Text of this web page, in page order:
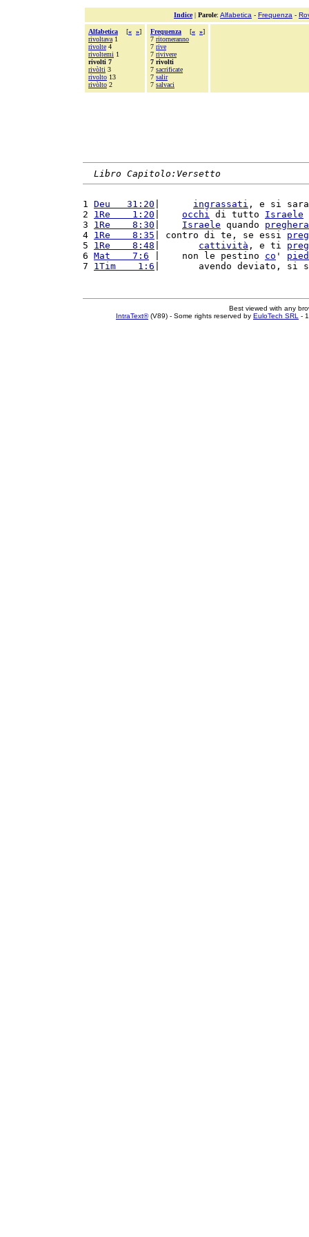
Indice| Parole: Alfabetica - Frequenza -
Alfabetica [« »]
rivoltava 1
rivolte 4
rivoltemi 1
rivolti 7
rivòlti 3
rivolto 13
rivòlto 2
Frequenza [« »]
7 ritorneranno
7 rive
7 rivivere
7 rivolti
7 sacrificate
7 salir
7 salvaci
Libro Capitolo:Versetto
1 Deu   31:20 ingrassati , e si
2 1Re    1:20 occhi di tutto Israele
3 1Re    8:30 Israele quando
4 1Re    8:35 | contro di te, se essi
5 1Re    8:48 cattività , e ti
6 Mat    7:6 |    non le pestino co '
7 1Tim    1:6 |       avendo deviato, si
Best viewed with any
IntraText®(V89) - Some rights reserved by EuloTech SRL -